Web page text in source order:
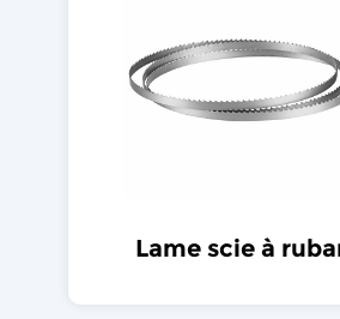
Lame scie à